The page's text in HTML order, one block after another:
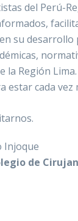
del Perú-
su
la Región
estar cada vez
Injoque
de